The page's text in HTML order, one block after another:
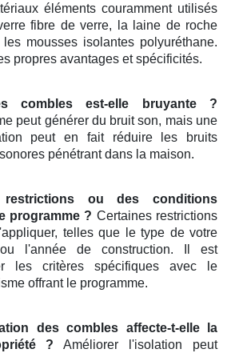
éléments couramment utilisés
fibre de verre, la laine de roche
mousses isolantes polyuréthane.
propres avantages et spécificités.
combles est-elle bruyante ?
peut générer du bruit son, mais une
peut en fait réduire les bruits
pénétrant dans la maison.
ou des conditions
programme ? Certaines restrictions
telles que le type de votre
ou l'année de construction. Il est
les critères spécifiques avec le
offrant le programme.
des combles affecte-t-elle la
? Améliorer l'isolation peut